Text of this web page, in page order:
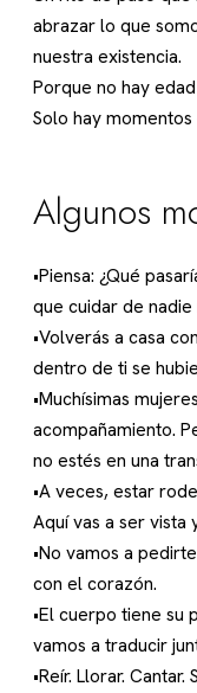
abrazar lo que
nuestra existencia.
Porque no hay
Solo hay
Algunos
•Piensa: ¿Qué
que cuidar de
•Volverás a casa
dentro de ti se
•Muchísimas
acompañamiento.
no estés en una
•A veces, estar
Aquí vas a ser vista
•No vamos a
con el corazón.
•El cuerpo tiene su
vamos a traducir
•Reír. Llorar.